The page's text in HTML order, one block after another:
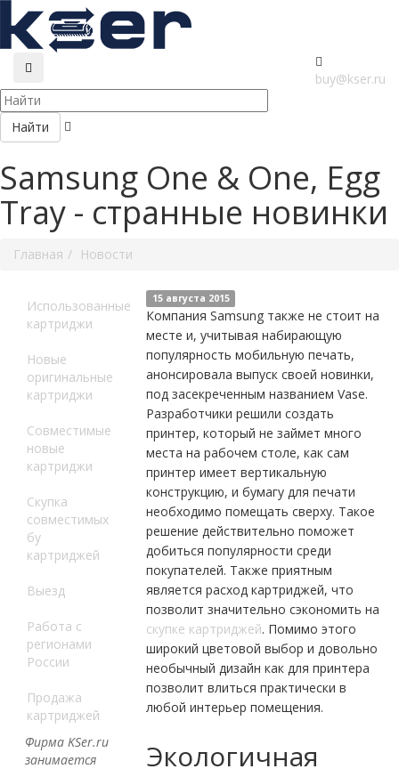
buy@kser.ru
Найти
Samsung One & One, Egg
Tray - странные новинки
Главная Новости
Использованные
картриджи
Новые
оригинальные
картриджи
Совместимые
новые
картриджи
Скупка
совместимых
бу
картриджей
Выезд
Работа с
регионами
России
Продажа
картриджей
Фирма KSer.ru
занимается
15 августа 2015
Компания Samsung также не стоит на
месте и, учитывая набирающую
популярность мобильную печать,
анонсировала выпуск своей новинки,
под засекреченным названием Vase.
Разработчики решили создать
принтер, который не займет много
места на рабочем столе, как сам
принтер имеет вертикальную
конструкцию, и бумагу для печати
необходимо помещать сверху. Такое
решение действительно поможет
добиться популярности среди
покупателей. Также приятным
является расход картриджей, что
позволит значительно сэкономить на
скупке картриджей. Помимо этого
широкий цветовой выбор и довольно
необычный дизайн как для принтера
позволит влиться практически в
любой интерьер помещения.
Экологичная